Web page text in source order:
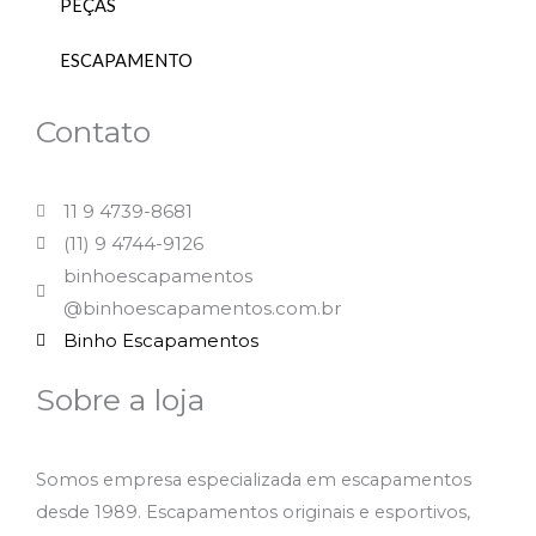
PEÇAS
ESCAPAMENTO
Contato
11 9 4739-8681
(11) 9 4744-9126
binhoescapamentos
@binhoescapamentos.com.br
Binho Escapamentos
Sobre a loja
Somos empresa especializada em escapamentos
desde 1989. Escapamentos originais e esportivos,